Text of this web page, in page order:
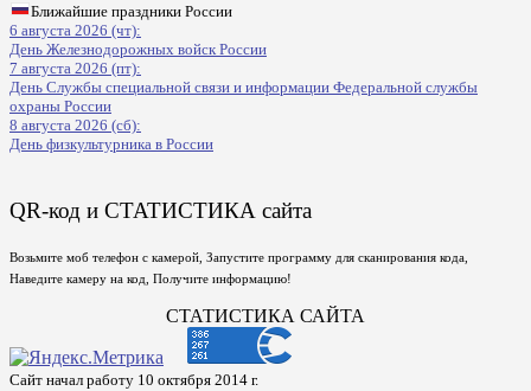
Ближайшие праздники России
6 августа 2026 (чт):
День Железнодорожных войск России
7 августа 2026 (пт):
День Службы специальной связи и информации Федеральной службы
охраны России
8 августа 2026 (сб):
День физкультурника в России
QR-код и СТАТИСТИКА сайта
Возьмите моб телефон с камерой, Запустите программу для сканирования кода,
Наведите камеру на код, Получите информацию!
СТАТИСТИКА САЙТА
Сайт начал работу 10 октября 2014 г.